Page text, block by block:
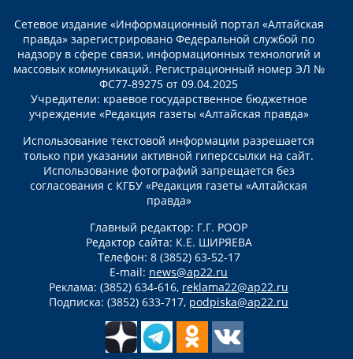
Сетевое издание «Информационный портал «Алтайская
правда» зарегистрировано Федеральной службой по
надзору в сфере связи, информационных технологий и
массовых коммуникаций. Регистрационный номер ЭЛ №
ФС77-89275 от 09.04.2025
Учредители: краевое государственное бюджетное
учреждение «Редакция газеты «Алтайская правда»
Использование текстовой информации разрешается
только при указании активной гиперссылки на сайт.
Использование фотографий запрещается без
согласования с КГБУ «Редакция газеты «Алтайская
правда»
Главный редактор: Г.Г. РООР
Редактор сайта: К.Е. ШИРЯЕВА
Телефон: 8 (3852) 63-52-17
E-mail: news@ap22.ru
Реклама: (3852) 634-616, reklama22@ap22.ru
Подписка: (3852) 633-717, podpiska@ap22.ru